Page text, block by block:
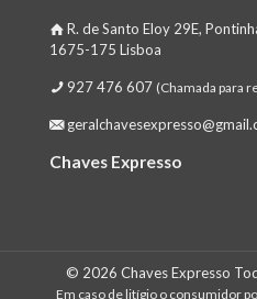
R. de Santo Eloy 29E,
1675-175 Lisboa
927 476 607 (Chamada para
Chaves Expresso
© 2026 Chaves Expresso
Em caso de litígio o consumidor